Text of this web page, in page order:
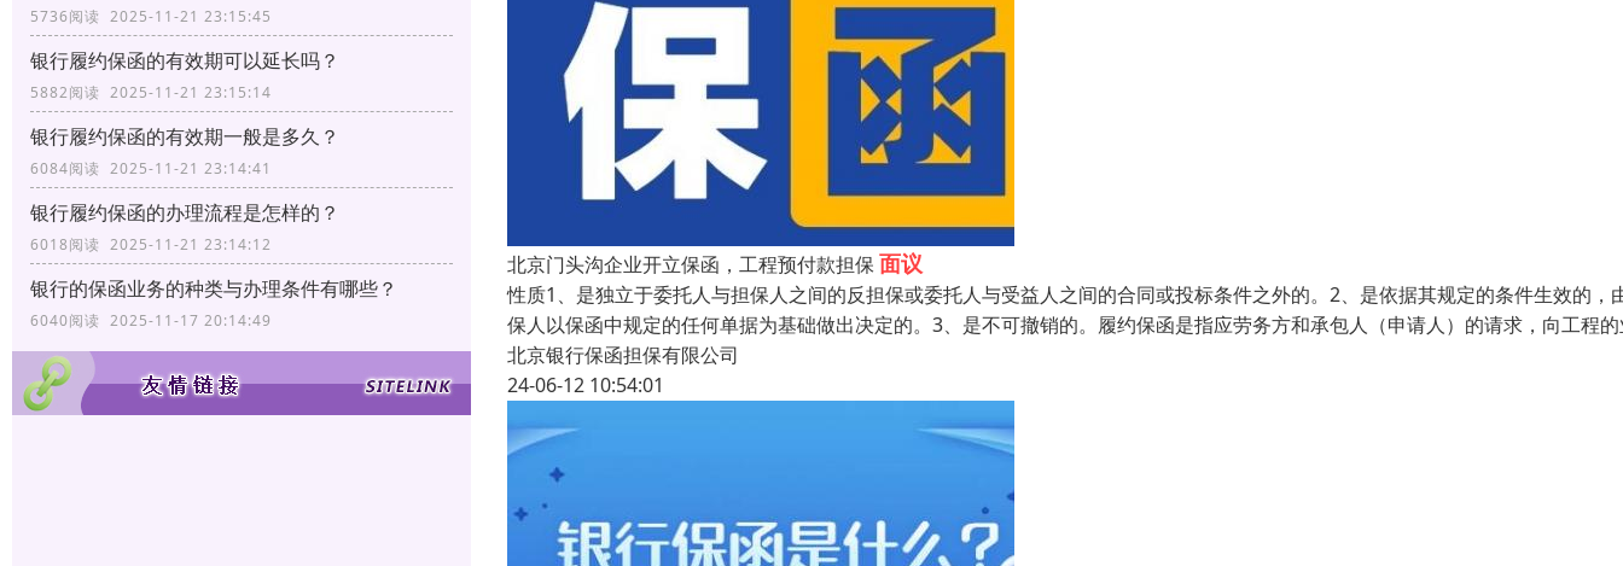
5736阅读 2025-11-21 23:15:45
银行履约保函的有效期可以延长吗？
5882阅读 2025-11-21 23:15:14
银行履约保函的有效期一般是多久？
6084阅读 2025-11-21 23:14:41
银行履约保函的办理流程是怎样的？
6018阅读 2025-11-21 23:14:12
银行的保函业务的种类与办理条件有哪些？
6040阅读 2025-11-17 20:14:49
北京门头沟企业开立保函，工程预付款担保 面议
性质1、是独立于委托人与担保人之间的反担保或委托人与受益人之间的合同或投标条件之外的。2、是依据其规定的条件生效的，
保人以保函中规定的任何单据为基础做出决定的。3、是不可撤销的。履约保函是指应劳务方和承包人（申请人）的请求，向工程
北京银行保函担保有限公司
24-06-12 10:54:01